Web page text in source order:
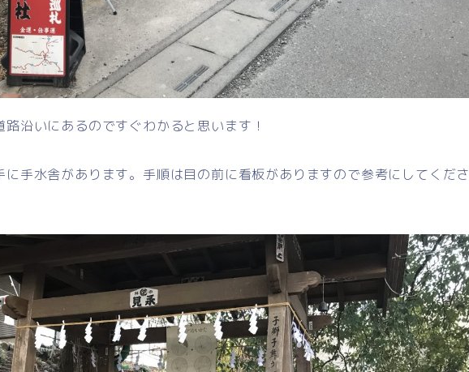
沿いにあるのですぐわかると思います！
に手水舎があります。手順は目の前に看板がありますので参考にしてくださ